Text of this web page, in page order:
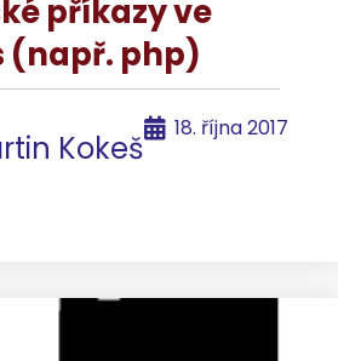
příkazy ve
(např. php)
Kokeš 18. října 2017